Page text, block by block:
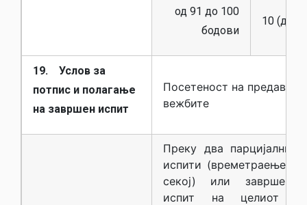
од 91 до 100
бодови
10
19. Услов за
потпис и полагање
на завршен испит
Посетеност на
вежбите
Преку два парцијални
испити (времетраење
секој) или завршен
испит на целиот